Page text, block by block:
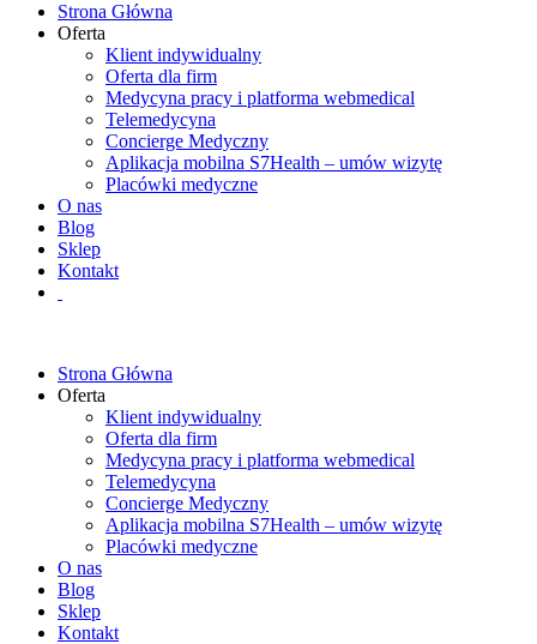
Strona Główna
Oferta
Klient indywidualny
Oferta dla firm
Medycyna pracy i platforma webmedical
Telemedycyna
Concierge Medyczny
Aplikacja mobilna S7Health – umów wizytę
Placówki medyczne
O nas
Blog
Sklep
Kontakt
Strona Główna
Oferta
Klient indywidualny
Oferta dla firm
Medycyna pracy i platforma webmedical
Telemedycyna
Concierge Medyczny
Aplikacja mobilna S7Health – umów wizytę
Placówki medyczne
O nas
Blog
Sklep
Kontakt